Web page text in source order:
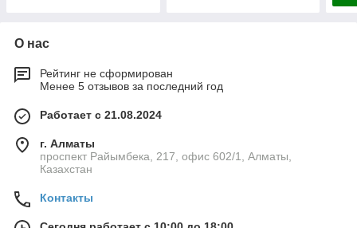
О нас
Рейтинг не сформирован
Менее 5 отзывов за последний год
Работает с 21.08.2024
г. Алматы
проспект Райымбека, 217, офис 602/1, Алматы,
Казахстан
Контакты